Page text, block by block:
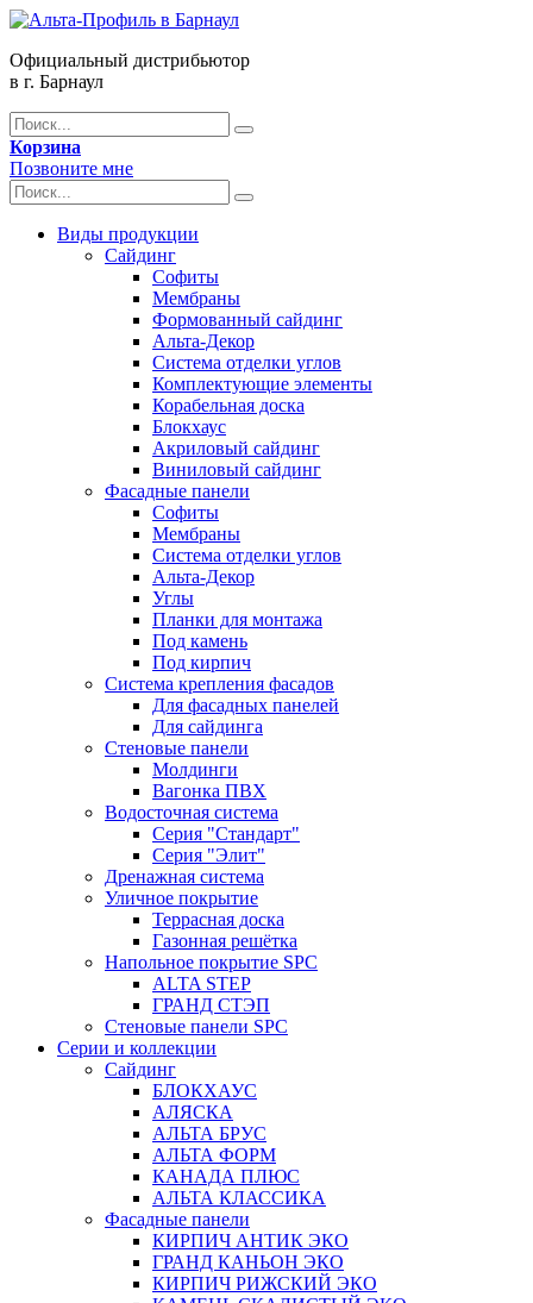
Официальный дистрибьютор
в г. Барнаул
Корзина
Позвоните мне
Виды продукции
Сайдинг
Софиты
Мембраны
Формованный сайдинг
Альта-Декор
Система отделки углов
Комплектующие элементы
Корабельная доска
Блокхаус
Акриловый сайдинг
Виниловый сайдинг
Фасадные панели
Софиты
Мембраны
Система отделки углов
Альта-Декор
Углы
Планки для монтажа
Под камень
Под кирпич
Система крепления фасадов
Для фасадных панелей
Для сайдинга
Стеновые панели
Молдинги
Вагонка ПВХ
Водосточная система
Серия "Стандарт"
Серия "Элит"
Дренажная система
Уличное покрытие
Террасная доска
Газонная решётка
Напольное покрытие SPC
ALTA STEP
ГРАНД СТЭП
Стеновые панели SPC
Серии и коллекции
Сайдинг
БЛОКХАУС
АЛЯСКА
АЛЬТА БРУС
АЛЬТА ФОРМ
КАНАДА ПЛЮС
АЛЬТА КЛАССИКА
Фасадные панели
КИРПИЧ АНТИК ЭКО
ГРАНД КАНЬОН ЭКО
КИРПИЧ РИЖСКИЙ ЭКО